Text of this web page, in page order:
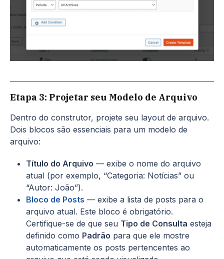
Etapa 3: Projetar seu Modelo de Arquivo
Dentro do construtor, projete seu layout de arquivo.
Dois blocos são essenciais para um modelo de
arquivo:
Título do Arquivo — exibe o nome do arquivo
atual (por exemplo, “Categoria: Notícias” ou
“Autor: João”).
Bloco de Posts — exibe a lista de posts para o
arquivo atual. Este bloco é obrigatório.
Certifique-se de que seu Tipo de Consulta esteja
definido como Padrão para que ele mostre
automaticamente os posts pertencentes ao